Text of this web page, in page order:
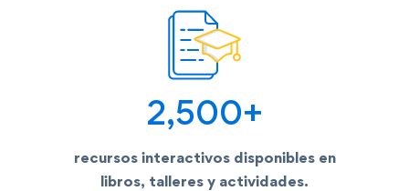
2,500+
recursos interactivos disponibles en
libros, talleres y actividades.